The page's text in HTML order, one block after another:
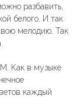
разбавить,
белого. И так
мелодию. Так
в музыке
каждый